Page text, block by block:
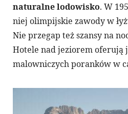
naturalne lodowisko. W
niej olimpijskie zawody w
Nie przegap też szansy na
Hotele nad jeziorem oferują
malowniczych poranków w